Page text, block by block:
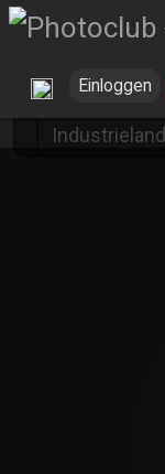
Einloggen